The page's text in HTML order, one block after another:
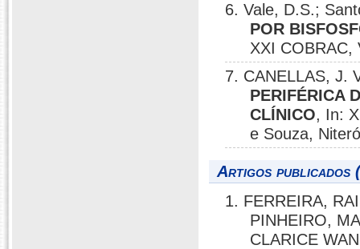
6. Vale, D.S.;
POR
XXI COBRAC,
7. CANELLAS, J.
PERIFÉRICA
CLÍNICO, In:
e Souza,
Artigos publicados
1. FERREIRA,
PINHEIRO,
CLARICE